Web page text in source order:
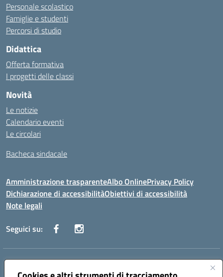
Personale scolastico
Famiglie e studenti
Percorsi di studio
Didattica
Offerta formativa
I progetti delle classi
Novità
Le notizie
Calendario eventi
Le circolari
Bacheca sindacale
Amministrazione trasparenteAlbo OnlinePrivacy Policy
Dichiarazione di accessibilitàObiettivi di accessibilità
Note legali
Seguici su:
Indirizzo:
Centralino:0924 534873 Salemi - 0924534879 Partanna